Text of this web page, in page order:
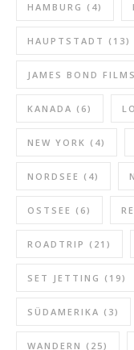
HAMBURG (4)
HAUPTSTADT (13)
JAMES BOND
KANADA (6)
NEW YORK (4)
NORDSEE (4)
OSTSEE (6)
ROADTRIP (21)
SET JETTING (19)
SÜDAMERIKA (3)
WANDERN (25)